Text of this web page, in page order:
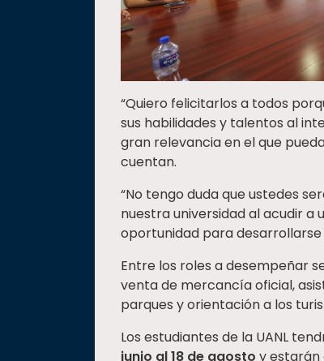
“Quiero felicitarlos a todos
sus habilidades y talentos al
gran relevancia en el que
cuentan.
“No tengo duda que ustedes
nuestra universidad al acudir a
oportunidad para
Entre los roles a desempeñar
venta de mercancía oficial,
parques y orientación a los
Los estudiantes de la UANL
junio al 18 de agosto y estarán